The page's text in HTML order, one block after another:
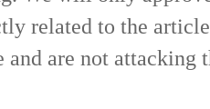
related to the
and are not attacking